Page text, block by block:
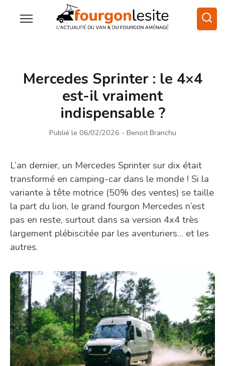
Mercedes Sprinter : le 4×4
est-il vraiment
indispensable ?
Publié le 06/02/2026 - Benoit Branchu
L’an dernier, un Mercedes Sprinter sur dix était
transformé en camping-car dans le monde ! Si la
variante à tête motrice (50% des ventes) se taille
la part du lion, le grand fourgon Mercedes n’est
pas en reste, surtout dans sa version 4x4 très
largement plébiscitée par les aventuriers... et les
autres.